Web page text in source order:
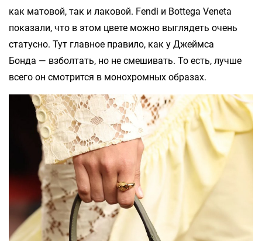
как матовой, так и лаковой. Fendi и Bottega Veneta
показали, что в этом цвете можно выглядеть очень
статусно. Тут главное правило, как у Джеймса
Бонда — взболтать, но не смешивать. То есть, лучше
всего он смотрится в монохромных образах.